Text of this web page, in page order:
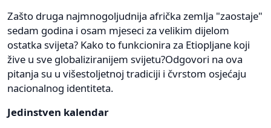
Zašto druga najmnogoljudnija afrička zemlja "zaostaje"
sedam godina i osam mjeseci za velikim dijelom
ostatka svijeta? Kako to funkcionira za Etiopljane koji
žive u sve globaliziranijem svijetu?Odgovori na ova
pitanja su u višestoljetnoj tradiciji i čvrstom osjećaju
nacionalnog identiteta.
Jedinstven kalendar